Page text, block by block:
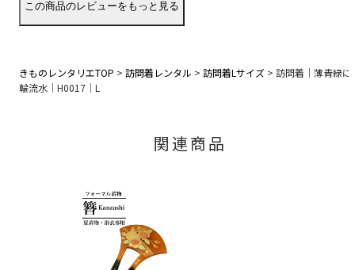
きものレンタリエTOP > 訪問着レンタル > 訪問着Lサイズ > 訪問着｜薄青緑に
輪流水｜H0017｜L
関連商品